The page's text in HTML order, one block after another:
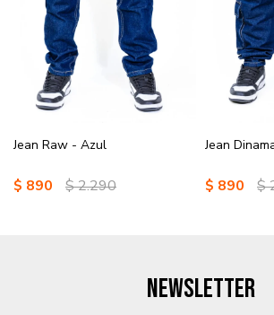
Jean Raw - Azul
$ 890 $2.290
Jean
$ 890 $
NEWSLETTER